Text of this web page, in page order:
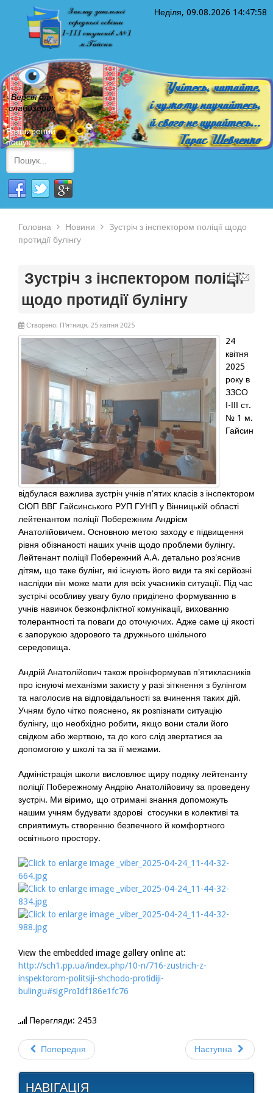
Неділя, 09.08.2026 14:47:58
Версія для
слабозорих
Розширений
пошук
Головна Новини
Зустріч з інспектором поліції щодо
протидії булінгу
Зустріч з інспектором поліції
щодо протидії булінгу
Створено: П'ятниця, 25 квітня 2025
24
квітня
2025
року в
ЗЗСО
І-ІІІ ст.
№ 1 м.
Гайсин
відбулася важлива зустріч учнів п'ятих класів з інспектором
СЮП ВВГ Гайсинського РУП ГУНП у Вінницькій області
лейтенантом поліції Побережним Андрієм
Анатолійовичем. Основною метою заходу є підвищення
рівня обізнаності наших учнів щодо проблеми булінгу.
Лейтенант поліції Побережний А.А. детально роз'яснив
дітям, що таке булінг, які існують його види та які серйозні
наслідки він може мати для всіх учасників ситуації. Під час
зустрічі особливу увагу було приділено формуванню в
учнів навичок безконфліктної комунікації, вихованню
толерантності та поваги до оточуючих. Адже саме ці якості
є запорукою здорового та дружнього шкільного
середовища.
Андрій Анатолійович також проінформував п'ятикласників
про існуючі механізми захисту у разі зіткнення з булінгом
та наголосив на відповідальності за вчинення таких дій.
Учням було чітко пояснено, як розпізнати ситуацію
булінгу, що необхідно робити, якщо вони стали його
свідком або жертвою, та до кого слід звертатися за
допомогою у школі та за її межами.
Адміністрація школи висловлює щиру подяку лейтенанту
поліції Побережному Андрію Анатолійовичу за проведену
зустріч. Ми віримо, що отримані знання допоможуть
нашим учням будувати здорові стосунки в колективі та
сприятимуть створенню безпечного й комфортного
освітнього простору.
View the embedded image gallery online at:
http://sch1.pp.ua/index.php/10-n/716-zustrich-z-
inspektorom-politsiji-shchodo-protidiji-
bulingu#sigProIdf186e1fc76
Перегляди: 2453
Попередня Наступна
НАВІГАЦІЯ